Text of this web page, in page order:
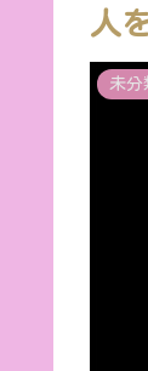
人
未分